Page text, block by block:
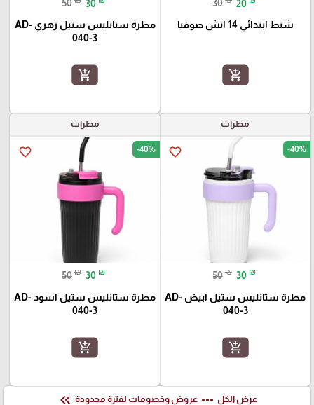
30 20
شنط ابتدائي 14 انش صوفيا
add_shopping_cart
50 30
مطرة ستانليس ستيل زهري AD-
040-3
add_shopping_cart
مطرات
favorite_border -40%
50 ₪ 30 ₪
مطرة ستانليس ستيل ابيض AD-
040-3
add_shopping_cart
مطرات
favorite_border -40%
50 ₪ 30 ₪
مطرة ستانليس ستيل اسود AD-
040-3
add_shopping_cart
عرض الكل more_horiz عروض وخصومات لفترة محدودة keyboard_double_arrow_left